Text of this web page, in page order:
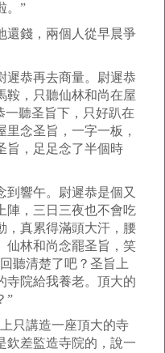
。”
還錢，兩個人從早晨爭
遲恭再去商量。尉遲恭
鞍，只聽仙林和尚在屋
一聽圣旨下，只好趴在
念圣旨，一字一板，
旨，足足念了半個時
到響午。尉遲恭是個又
陣，三日三夜也不會吃
，真累得滿頭大汗，腰
仙林和尚念罷圣旨，笑
聽清楚了吧？圣旨上
寺院給我養老。頂大的
”
只講造一座頂大的寺
欽差監造寺院的，說一